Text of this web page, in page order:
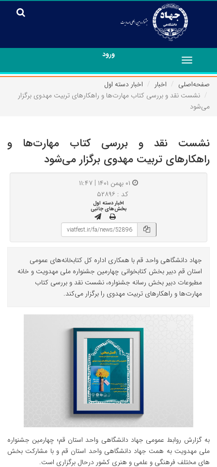
ورود
Toggle
navigation
صفحه‌اصلی
اخبار
اخبار دسته اول
نشست نقد و بررسی کتاب مهارت‌ها و راهکارهای تربیت مهدوی برگزار
می‌شود
نشست نقد و بررسی کتاب مهارت‌ها و
راهکارهای تربیت مهدوی برگزار می‌شود
کد : ۵۲۸۹۶
اخبار دسته اول
بخش‌های جانبی
جهاد دانشگاهی واحد قم با همکاری اداره کل کتابخانه‌های عمومی
استان قم دبیر بخش کتابخوانی چهارمین جشنواره ملی مهدویت و خانه
مطبوعات دبیر بخش رسانه جشنواره، نشست نقد و بررسی کتاب
مهارت‌ها و راهکارهای تربیت مهدوی را برگزار می‌کند.
به گزارش روابط عمومی جهاد دانشگاهی واحد استان قم؛ چهارمین جشنواره
ملی مهدویت به همت جهاد دانشگاهی واحد استان قم و با مشارکت بخش
های مختلف فرهنگی و علمی و هنری کشور درحال برگزاری است.